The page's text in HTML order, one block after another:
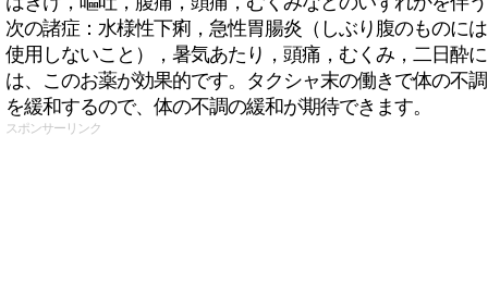
次の諸症：水様性下痢，急性胃腸炎（しぶり腹のものには
使用しないこと），暑気あたり，頭痛，むくみ，二日酔に
は、このお薬が効果的です。タクシャ末の働きで体の不調
を緩和するので、体の不調の緩和が期待できます。
スポンサーリンク